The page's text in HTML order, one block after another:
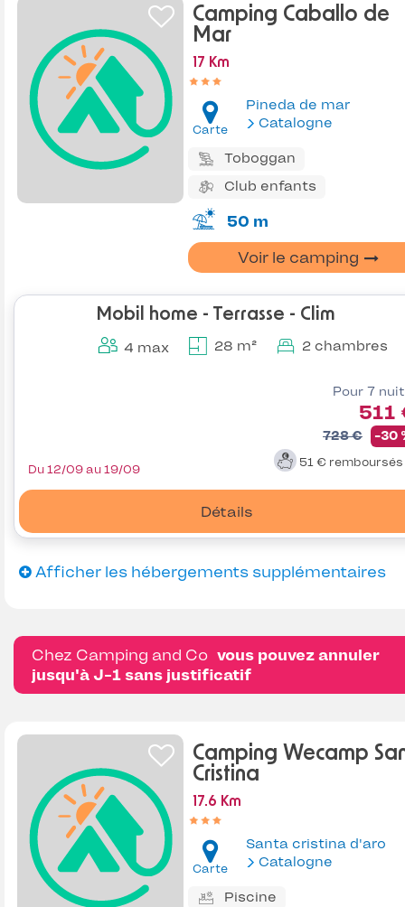
Camping Caballo de
Mar
17 Km
Carte
Pineda de mar
Catalogne
Toboggan
Club enfants
50 m
Voir le camping
Mobil home - Terrasse - Clim
4 max 28 m² 2 chambres
Pour 7
511
728 € -30
51 € remboursés
Détails
Du 12/09 au 19/09
Afficher les hébergements supplémentaires
Chez Camping and Co vous pouvez annuler
jusqu'à J-1 sans justificatif
Camping Wecamp
Cristina
17.6 Km
Carte
Santa cristina d'aro
Catalogne
Piscine